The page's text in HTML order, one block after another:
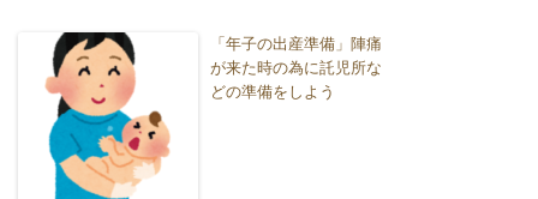
「年子の出産準備」陣痛
が来た時の為に託児所な
どの準備をしよう